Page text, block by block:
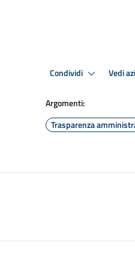
Condividi Vedi
Argomenti:
Trasparenza